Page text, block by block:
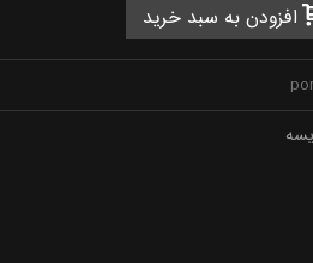
افزودن به سبد خرید